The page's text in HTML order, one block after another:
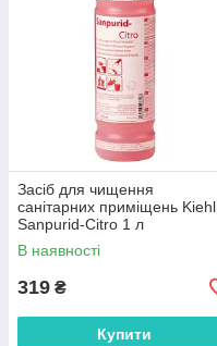
Засіб для чищення
санітарних приміщень Kiehl
Sanpurid-Citro 1 л
В наявності
319 ₴
Купити